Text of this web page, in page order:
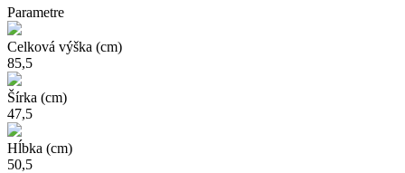
Parametre
Celková výška (cm)
85,5
Šírka (cm)
47,5
Hĺbka (cm)
50,5